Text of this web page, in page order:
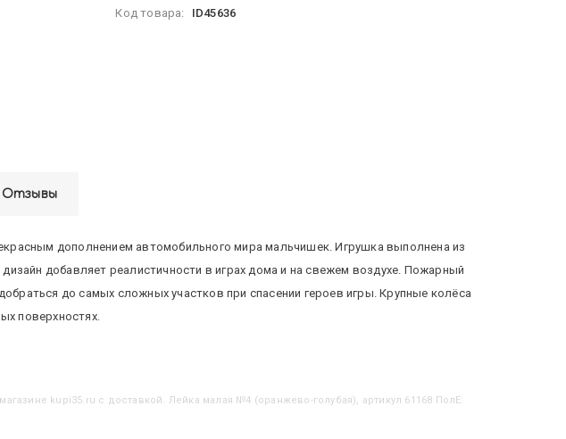
Код товара:
ID45636
Отзывы
дополнением автомобильного мира мальчишек. Игрушка выполнена из
добавляет реалистичности в играх дома и на свежем воздухе. Пожарный
до самых сложных участков при спасении героев игры. Крупные колёса
поверхностях.
kupi35.ru с доставкой. Лейка малая №4 (оранжево-голубая), артикул 61168 ПолЕ: